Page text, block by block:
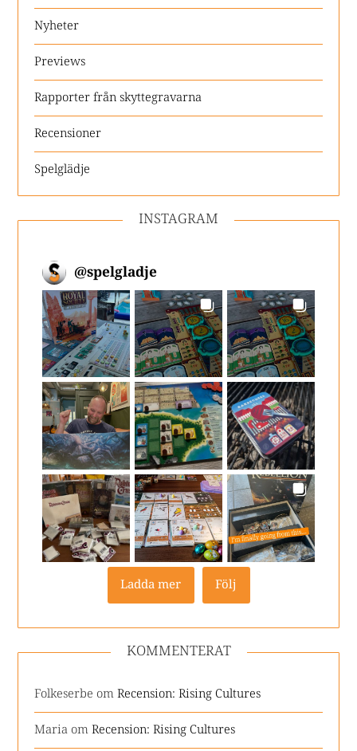
Nyheter
Previews
Rapporter från skyttegravarna
Recensioner
Spelglädje
INSTAGRAM
@spelgladje
Ladda mer Följ
KOMMENTERAT
Folkeserbe omRecension: Rising Cultures
Maria omRecension: Rising Cultures